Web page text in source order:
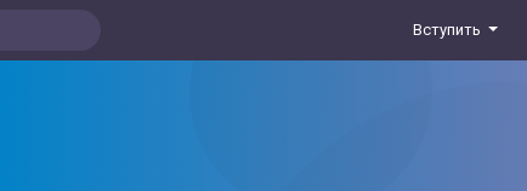
Вступить